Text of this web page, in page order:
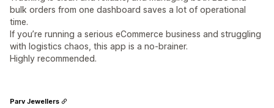
bulk orders from one dashboard saves a lot of operational
time.
If you’re running a serious eCommerce business and struggling
with logistics chaos, this app is a no-brainer.
Highly recommended.
Parv Jewellers